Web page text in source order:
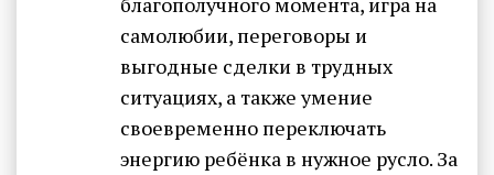
самолюбии, переговоры и
выгодные сделки в трудных
ситуациях, а также умение
своевременно переключать
энергию ребёнка в нужное русло. За